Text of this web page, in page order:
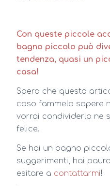
Con queste piccole
bagno piccolo può
tendenza, quasi un
casa!
Spero che questo
caso fammelo sapere
vorrai condividerlo ne
felice.
Se hai un bagno
suggerimenti, hai
esitare a contattarmi!